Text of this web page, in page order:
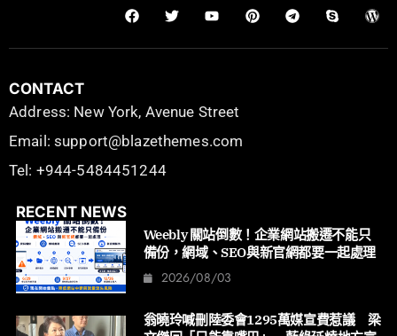
CONTACT
Address: New York, Avenue Street
Email: support@blazethemes.com
Tel: +944-5484451244
RECENT NEWS
Weebly 關站倒數！企業網站搬遷不能只
備份，網域、SEO與新官網都要一起處理
2026/08/03
翁曉玲喊刪陸委會1295萬媒宣費惹議 梁